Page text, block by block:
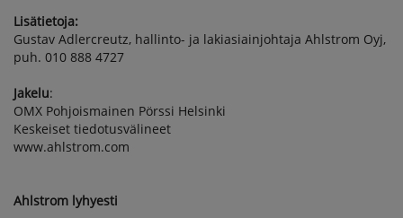
Lisätietoja:
Gustav Adlercreutz, hallinto- ja lakiasiainjohtaja Ahlstrom Oyj,
puh. 010 888 4727
Jakelu:
OMX Pohjoismainen Pörssi Helsinki
Keskeiset tiedotusvälineet
www.ahlstrom.com
Ahlstrom lyhyesti